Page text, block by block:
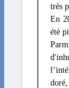
très
En
été